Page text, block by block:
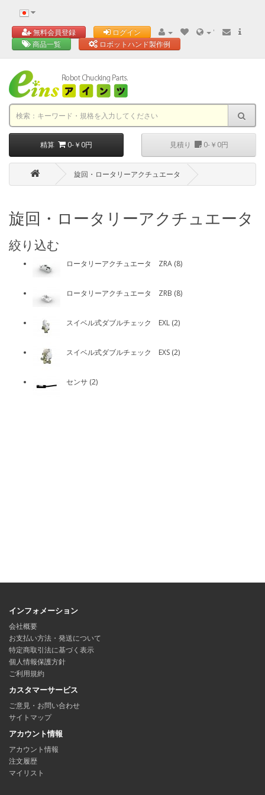
無料会員登録 ログイン
'
商品一覧
ロボットハンド製作例
精算 0-￥0円 見積り 0-￥0円
旋回・ロータリーアクチュエータ
旋回・ロータリーアクチュエータ
絞り込む
ロータリーアクチュエータ ZRA (8)
ロータリーアクチュエータ ZRB (8)
スイベル式ダブルチェック EXL (2)
スイベル式ダブルチェック EXS (2)
センサ (2)
インフォメーション
会社概要
お支払い方法・発送について
特定商取引法に基づく表示
個人情報保護方針
ご利用規約
カスタマーサービス
ご意見・お問い合わせ
サイトマップ
アカウント情報
アカウント情報
注文履歴
マイリスト